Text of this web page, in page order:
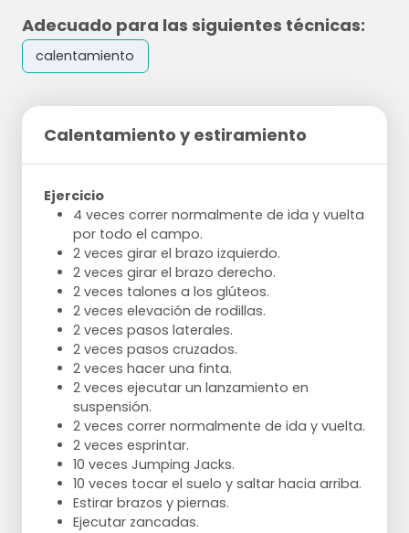
Adecuado para las siguientes técnicas:
calentamiento
Calentamiento y estiramiento
Ejercicio
4 veces correr normalmente de ida y vuelta
por todo el campo.
2 veces girar el brazo izquierdo.
2 veces girar el brazo derecho.
2 veces talones a los glúteos.
2 veces elevación de rodillas.
2 veces pasos laterales.
2 veces pasos cruzados.
2 veces hacer una finta.
2 veces ejecutar un lanzamiento en
suspensión.
2 veces correr normalmente de ida y vuelta.
2 veces esprintar.
10 veces Jumping Jacks.
10 veces tocar el suelo y saltar hacia arriba.
Estirar brazos y piernas.
Ejecutar zancadas.